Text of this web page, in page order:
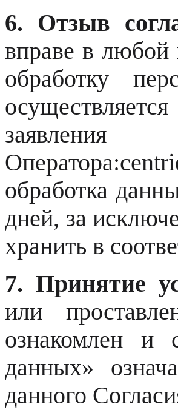
6. Отзыв
вправе в любой
обработку
обработка
дней, за
хранить в
7. Принятие
или
ознакомлен и
данных»
данного